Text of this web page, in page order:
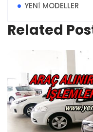
YENİ MODELLER
Related